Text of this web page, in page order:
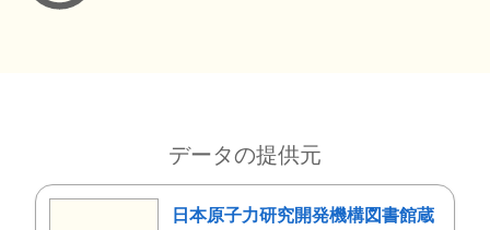
データの提供元
日本原子力研究開発機構図書館蔵